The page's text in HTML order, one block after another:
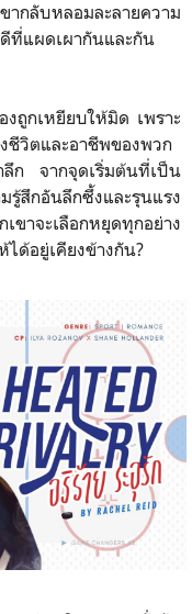
ลับหลอมละลายความ
ที่แผดเผากันและกัน
เหยียบให้มิด เพราะ
ชีวิตและอาชีพของพวก
ก จากจุดเริ่มต้นที่เป็น
สึกอันลึกซึ้งและรุนแรง
าจะเลือกหยุดทุกอย่าง
ด้อยู่เคียงข้างกัน?